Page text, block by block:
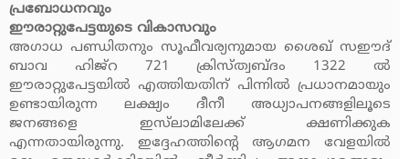
പ്രബോധനവും
ഈരാറ്റുപേട്ടയുടെ വികാസവും
അഗാധ പണ്ഡിതനും സൂഫീവര്യനുമായ ശൈഖ് സഈദ്
ബാവ ഹിജ്‌റ 721 ക്രിസ്ത്വബ്ദം 1322 ല്‍
ഈരാറ്റുപേട്ടയില്‍ എത്തിയതിന് പിന്നില്‍ പ്രധാനമായും
ഉണ്ടായിരുന്ന ലക്ഷ്യം ദീനീ അധ്യാപനങ്ങളിലൂടെ
ജനങ്ങളെ ഇസ്‌ലാമിലേക്ക് ക്ഷണിക്കുക
എന്നതായിരുന്നു. ഇദ്ദേഹത്തിന്റെ ആഗമന വേളയില്‍